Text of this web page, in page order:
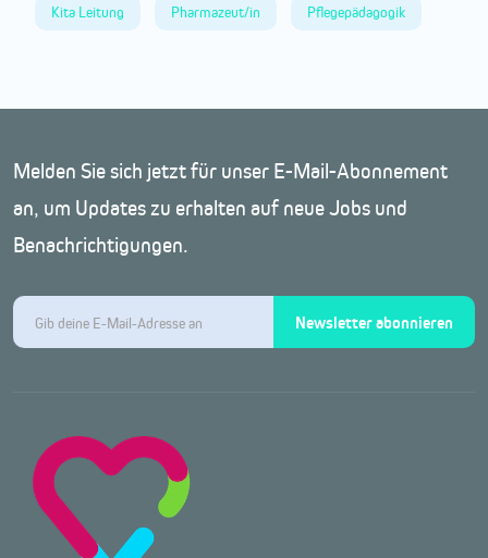
Kita Leitung Pharmazeut/in Pflegepädagogik
Melden Sie sich jetzt für unser E-Mail-Abonnement
an, um Updates zu erhalten auf neue Jobs und
Benachrichtigungen.
Newsletter abonnieren